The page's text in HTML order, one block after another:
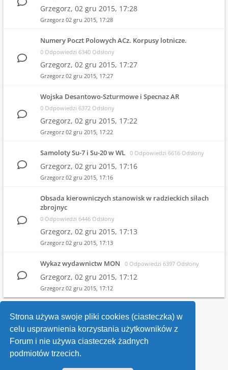
Strona używa swoje pliki cookies (ciasteczka) w
celu usprawnienia korzystania użytkowników z
Forum i nie używa ciasteczek żadnych
podmiotów trzecich.
Grzegorz, 02 gru 2015, 17:28
Grzegorz 02 gru 2015, 17:28
Numery Poczt Polowych ACz. Korpusy lotnicze.
0 Odpowiedzi 6340 Odsłony
Grzegorz, 02 gru 2015, 17:27
Grzegorz 02 gru 2015, 17:27
Wojska Desantowo-Szturmowe i Specnaz AR
0 Odpowiedzi 6372 Odsłony
Grzegorz, 02 gru 2015, 17:22
Grzegorz 02 gru 2015, 17:22
Samoloty Su-7 i Su-20 w WL 0 Odpowiedzi 6616 Odsłony
Grzegorz, 02 gru 2015, 17:16
Grzegorz 02 gru 2015, 17:16
Obsada kierowniczych stanowisk w radzieckich siłach
zbrojnyc
0 Odpowiedzi 6446 Odsłony
Grzegorz, 02 gru 2015, 17:13
Grzegorz 02 gru 2015, 17:13
Wykaz wydawnictw MON 0 Odpowiedzi 6397 Odsłony
Grzegorz, 02 gru 2015, 17:12
Grzegorz 02 gru 2015, 17:12
1 2
Wróć do wykazu forów